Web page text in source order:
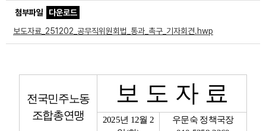
첨부파일
다운로드
보도자료_251202_공무직위원회법_통과_촉구_기자회견.hwp
전국민주노동
조합총연맹
보 도 자 료
2025년 12월 2
우문숙 정책국장
노동상담
자료